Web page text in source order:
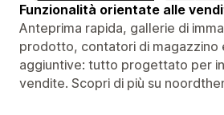
Funzionalità orientate alle
Anteprima rapida, gallerie di
prodotto, contatori di
aggiuntive: tutto progettato per
vendite. Scopri di più su